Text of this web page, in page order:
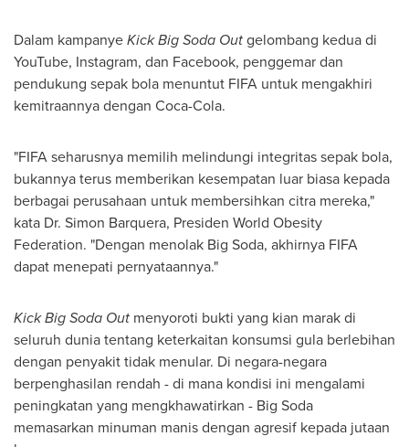
Dalam kampanyeKick Big Soda Outgelombang kedua di
YouTube, Instagram, dan Facebook, penggemar dan
pendukung sepak bola menuntut FIFA untuk mengakhiri
kemitraannya dengan Coca-Cola.
"FIFA seharusnya memilih melindungi integritas sepak bola,
bukannya terus memberikan kesempatan luar biasa kepada
berbagai perusahaan untuk membersihkan citra mereka,"
kata Dr. Simon Barquera, Presiden World Obesity
Federation. "Dengan menolak Big Soda, akhirnya FIFA
dapat menepati pernyataannya."
Kick Big Soda Out menyoroti bukti yang kian marak di
seluruh dunia tentang keterkaitan konsumsi gula berlebihan
dengan penyakit tidak menular. Di negara-negara
berpenghasilan rendah - di mana kondisi ini mengalami
peningkatan yang mengkhawatirkan - Big Soda
memasarkan minuman manis dengan agresif kepada jutaan